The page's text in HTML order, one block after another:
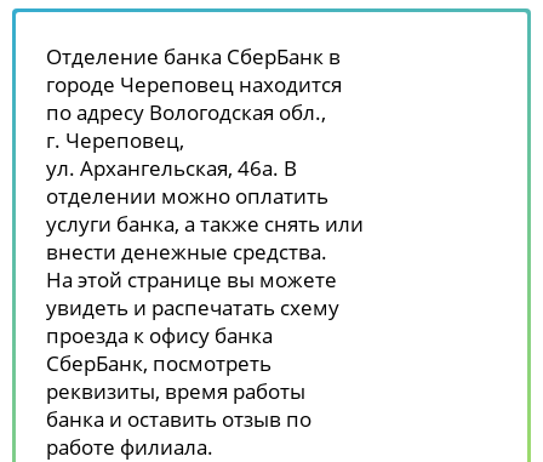
Отделение банка СберБанк в
городе Череповец находится
по адресу Вологодская обл.,
г. Череповец,
ул. Архангельская, 46а. В
отделении можно оплатить
услуги банка, а также снять или
внести денежные средства.
На этой странице вы можете
увидеть и распечатать схему
проезда к офису банка
СберБанк, посмотреть
реквизиты, время работы
банка и оставить отзыв по
работе филиала.